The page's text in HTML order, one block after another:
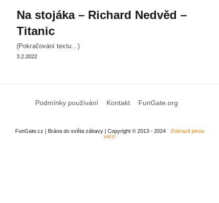
Na stojáka – Richard Nedvěd –
Titanic
(Pokračování textu…)
3.2.2022
Podmínky používání Kontakt FunGate.org
FunGate.cz | Brána do světa zábavy | Copyright © 2013 - 2024
Zobrazit plnou
verzi